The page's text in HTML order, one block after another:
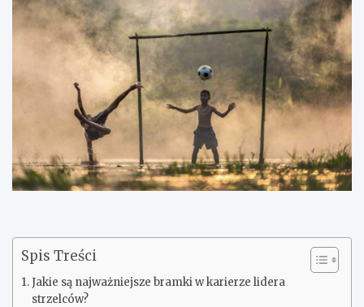
Spis Treści
Jakie są najważniejsze bramki w karierze lidera
strzelców?